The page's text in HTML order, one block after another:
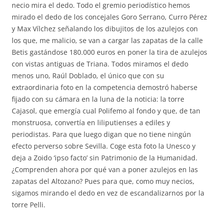
necio mira el dedo. Todo el gremio periodístico hemos
mirado el dedo de los concejales Goro Serrano, Curro Pérez
y Max Vílchez señalando los dibujitos de los azulejos con
los que, me malicio, se van a cargar las zapatas de la calle
Betis gastándose 180.000 euros en poner la tira de azulejos
con vistas antiguas de Triana. Todos miramos el dedo
menos uno, Raúl Doblado, el único que con su
extraordinaria foto en la competencia demostró haberse
fijado con su cámara en la luna de la noticia: la torre
Cajasol, que emergía cual Polifemo al fondo y que, de tan
monstruosa, convertía en liliputienses a ediles y
periodistas. Para que luego digan que no tiene ningún
efecto perverso sobre Sevilla. Coge esta foto la Unesco y
deja a Zoido ‘ipso facto’ sin Patrimonio de la Humanidad.
¿Comprenden ahora por qué van a poner azulejos en las
zapatas del Altozano? Pues para que, como muy necios,
sigamos mirando el dedo en vez de escandalizarnos por la
torre Pelli.